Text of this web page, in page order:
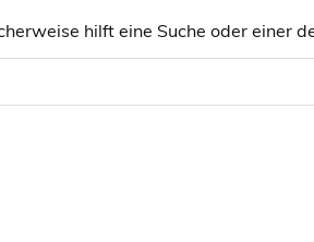
hilft eine Suche oder einer